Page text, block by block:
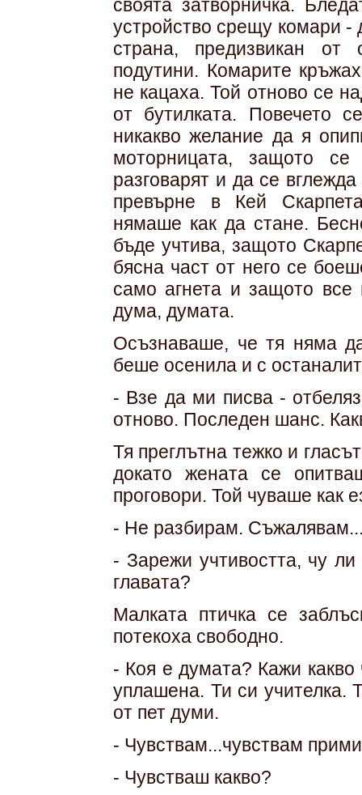
своята затворничка.
устройство срещу комари -
страна, предизвикан
подутини. Комарите
не кацаха. Той отново се
от бутилката. Повечето
никакво желание да я
моторницата, защото
разговарят и да се
превърне в Кей
нямаше как да стане.
бъде учтива, защото
бясна част от него се
само агнета и защото
дума, думата.
Осъзнаваше, че тя няма
беше осенила и с
- Взе да ми писва -
отново. Последен шанс.
Тя преглътна тежко и
докато жената се
проговори. Той чуваше как
- Не разбирам.
- Зарежи учтивостта, чу
главата?
Малката птичка се
потекоха свободно.
- Коя е думата? Кажи
уплашена. Ти си учителка.
от пет думи.
- Чувствам...чувствам
- Чувстваш какво?